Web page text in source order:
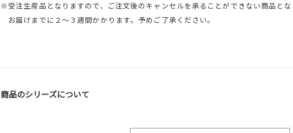
※受注生産品となりますので、ご注文後のキャンセルを承ることができない商品とな
お届けまでに２～３週間かかります。予めご了承ください。
商品のシリーズについて